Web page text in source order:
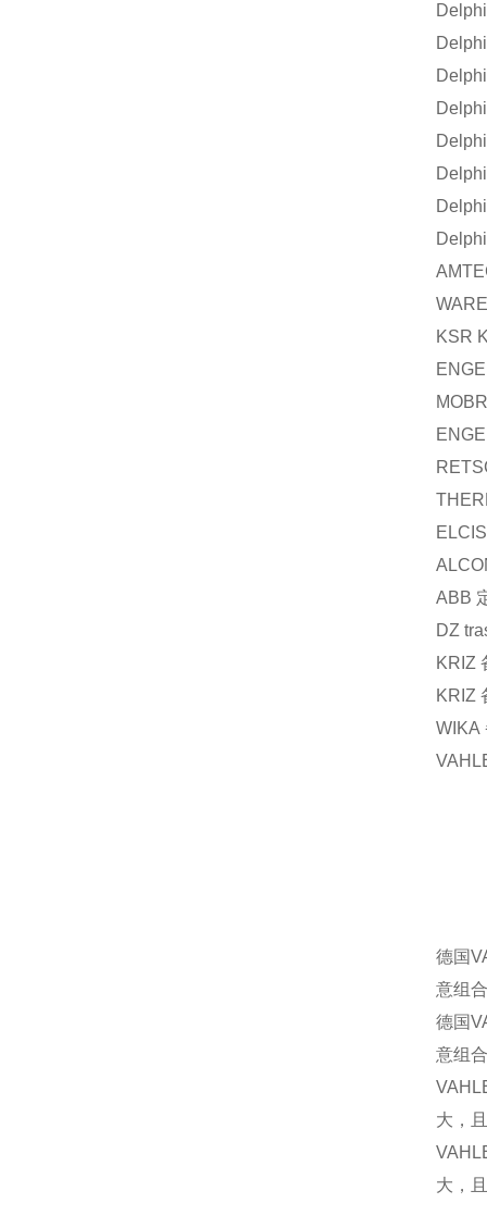
Delphi
Delphi
Delphi
Delphi
Delphi
Delphi
Delphi
Delphi
KSR
ELCIS
ABB
DZ
KRIZ
KRIZ
WIKA
德国
意组
德国
意组
大，
大，